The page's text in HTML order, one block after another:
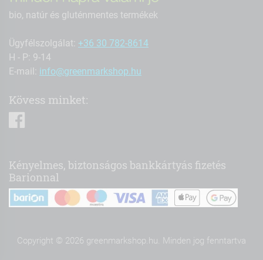
bio, natúr és gluténmentes termékek
Ügyfélszolgálat: +36 30 782-8614
H - P: 9-14
E-mail: info@greenmarkshop.hu
Kövess minket:
Kényelmes, biztonságos bankkártyás fizetés
Barionnal
Copyright © 2026 greenmarkshop.hu. Minden jog fenntartva